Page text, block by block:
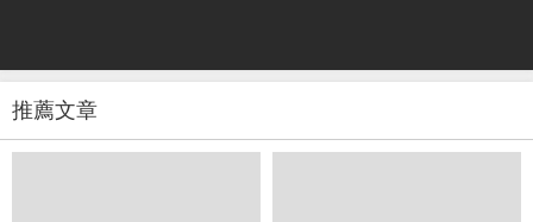
推薦文章